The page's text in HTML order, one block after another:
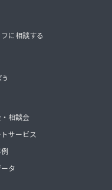
に相談する
相談会
サービス
タ